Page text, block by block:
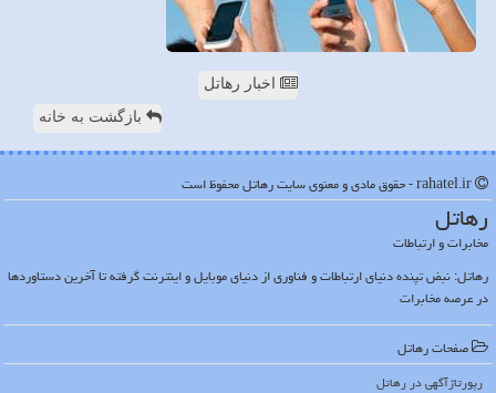
اخبار رهاتل
بازگشت به خانه
رهاتل
مخابرات و ارتباطات
رهاتل: نبض تپنده دنیای ارتباطات و فناوری از دنیای موبایل و اینترنت گرفته تا آخرین دستاوردها
در عرصه مخابرات
صفحات رهاتل
رپورتاژآگهی در رهاتل